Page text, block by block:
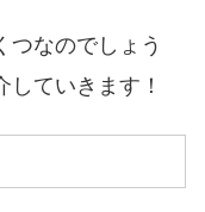
つなのでしょう
ていきます！